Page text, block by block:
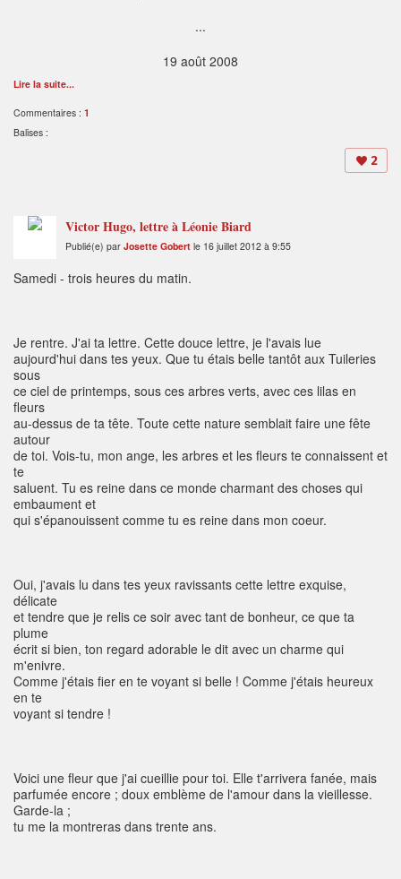
...
19 août 2008
Lire la suite...
Commentaires : 1
Balises :
2
Victor Hugo, lettre à Léonie Biard
Publié(e) par Josette Gobert le 16 juillet 2012 à 9:55
Samedi - trois heures du matin.
Je rentre. J'ai ta lettre. Cette douce lettre, je l'avais lue
aujourd'hui dans tes yeux. Que tu étais belle tantôt aux Tuileries
sous
ce ciel de printemps, sous ces arbres verts, avec ces lilas en
fleurs
au-dessus de ta tête. Toute cette nature semblait faire une fête
autour
de toi. Vois-tu, mon ange, les arbres et les fleurs te connaissent et
te
saluent. Tu es reine dans ce monde charmant des choses qui
embaument et
qui s'épanouissent comme tu es reine dans mon coeur.
Oui, j'avais lu dans tes yeux ravissants cette lettre exquise,
délicate
et tendre que je relis ce soir avec tant de bonheur, ce que ta
plume
écrit si bien, ton regard adorable le dit avec un charme qui
m'enivre.
Comme j'étais fier en te voyant si belle ! Comme j'étais heureux
en te
voyant si tendre !
Voici une fleur que j'ai cueillie pour toi. Elle t'arrivera fanée, mais
parfumée encore ; doux emblème de l'amour dans la vieillesse.
Garde-la ;
tu me la montreras dans trente ans.